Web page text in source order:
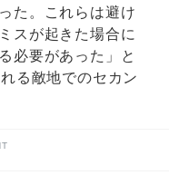
た。これらは避け
スが起きた場合に
必要があった」と
る敵地でのセカン